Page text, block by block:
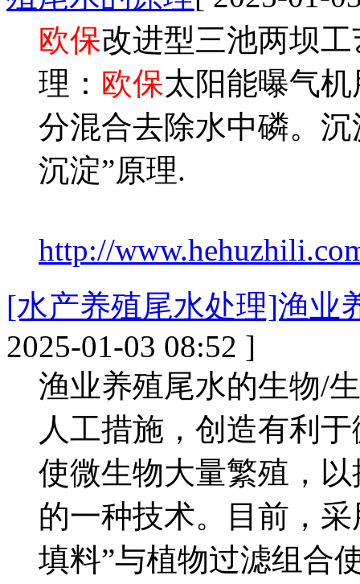
欧保改进型三池两坝
理： 欧保太阳能曝气
分混合去除水中磷。
沉淀”原理.
http://
[水产养殖尾水处理]渔业
2025-01-03 08:52 ]
渔业养殖尾水的生物/
人工措施，创造有利
使微生物大量繁殖，
的一种技术。目前，
填料”与植物过滤组合